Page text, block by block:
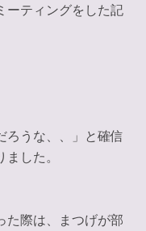
ーティングをした記
ろうな、、」と確信
した。
た際は、まつげが部